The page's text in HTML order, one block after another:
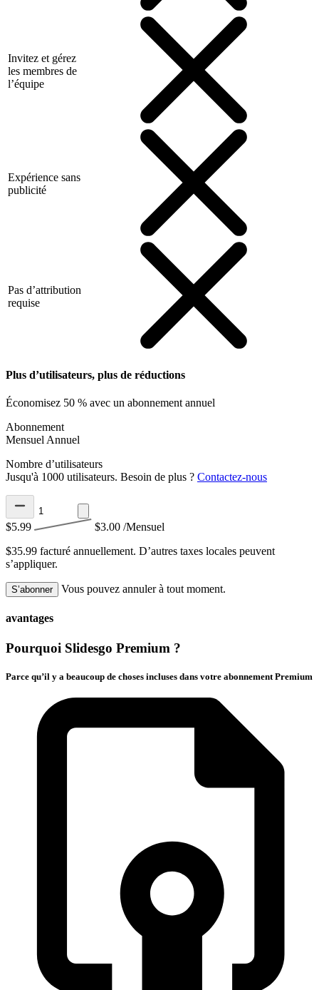
Invitez et gérez
les membres de
l’équipe
Expérience sans
publicité
Pas d’attribution
requise
Plus d’utilisateurs, plus de réductions
Économisez 50 % avec un abonnement annuel
Abonnement
Mensuel Annuel
Nombre d’utilisateurs
Jusqu'à 1000 utilisateurs. Besoin de plus ? Contactez-nous
$5.99 $3.00 /Mensuel
$35.99 facturé annuellement. D’autres taxes locales peuvent
s’appliquer.
S’abonner Vous pouvez annuler à tout moment.
avantages
Pourquoi Slidesgo Premium ?
Parce qu’il y a beaucoup de choses incluses dans votre abonnement Premium